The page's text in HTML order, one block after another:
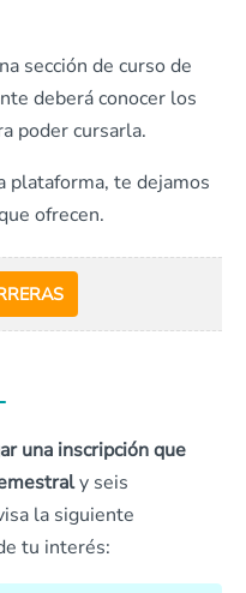
sección de curso de
deberá conocer los
poder cursarla.
plataforma, te dejamos
ofrecen.
una inscripción que
y seis
la siguiente
tu interés: